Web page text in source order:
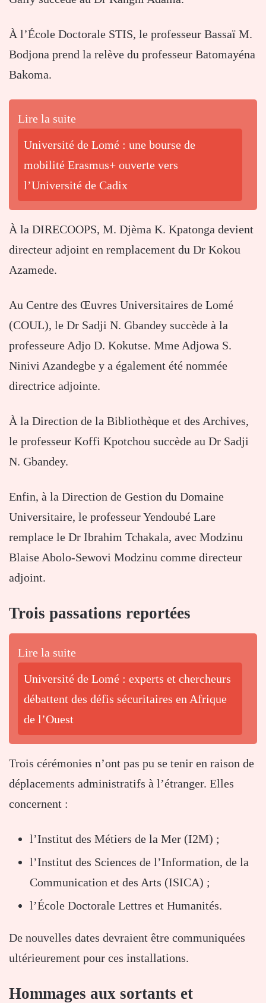
À l’École Doctorale STIS, le professeur Bassaï M.
Bodjona prend la relève du professeur Batomayéna
Bakoma.
Lire la suite
Université de Lomé : une bourse de
mobilité Erasmus+ ouverte vers
l’Université de Cadix
À la DIRECOOPS, M. Djèma K. Kpatonga devient
directeur adjoint en remplacement du Dr Kokou
Azamede.
Au Centre des Œuvres Universitaires de Lomé
(COUL), le Dr Sadji N. Gbandey succède à la
professeure Adjo D. Kokutse. Mme Adjowa S.
Ninivi Azandegbe y a également été nommée
directrice adjointe.
À la Direction de la Bibliothèque et des Archives,
le professeur Koffi Kpotchou succède au Dr Sadji
N. Gbandey.
Enfin, à la Direction de Gestion du Domaine
Universitaire, le professeurYendoubé Lare
remplace le Dr Ibrahim Tchakala, avec Modzinu
Blaise Abolo-Sewovi Modzinu comme directeur
adjoint.
Trois passations reportées
Lire la suite
Université de Lomé : experts et chercheurs
débattent des défis sécuritaires en Afrique
de l’Ouest
Trois cérémonies n’ont pas pu se tenir en raison de
déplacements administratifs à l’étranger. Elles
concernent :
l’Institut des Métiers de la Mer (I2M) ;
l’Institut des Sciences de l’Information, de la
Communication et des Arts (ISICA) ;
l’École Doctorale Lettres et Humanités.
De nouvelles dates devraient être communiquées
ultérieurement pour ces installations.
Hommages aux sortants et